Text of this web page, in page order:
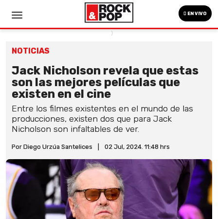
EN VIVO
NOTICIAS
Jack Nicholson revela que estas
son las mejores películas que
existen en el cine
Entre los filmes existentes en el mundo de las
producciones, existen dos que para Jack
Nicholson son infaltables de ver.
Por Diego Urzúa Santelices 02 Jul, 2024. 11:48 hrs